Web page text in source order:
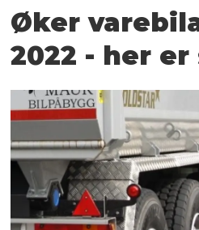
Øker
2022 - her